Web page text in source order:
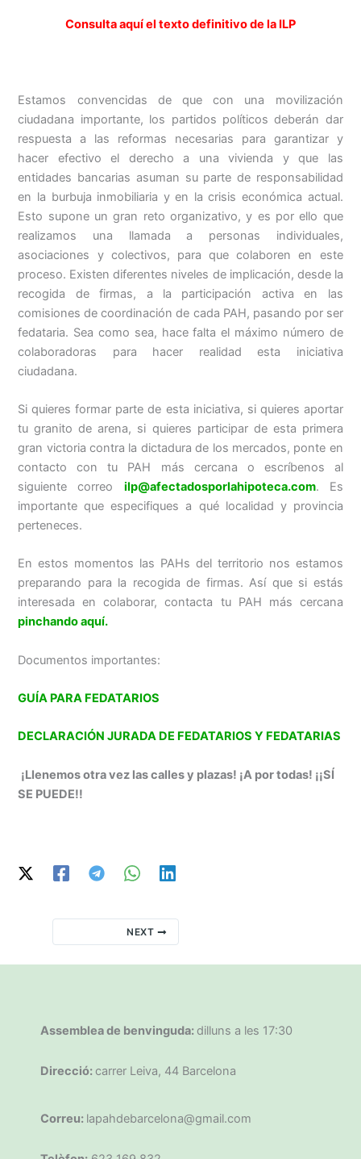
Consulta aquí el texto definitivo de la ILP
Estamos convencidas de que con una movilización
ciudadana importante, los partidos políticos deberán dar
respuesta a las reformas necesarias para garantizar y
hacer efectivo el derecho a una vivienda y que las
entidades bancarias asuman su parte de responsabilidad
en la burbuja inmobiliaria y en la crisis económica actual.
Esto supone un gran reto organizativo, y es por ello que
realizamos una llamada a personas individuales,
asociaciones y colectivos, para que colaboren en este
proceso. Existen diferentes niveles de implicación, desde la
recogida de firmas, a la participación activa en las
comisiones de coordinación de cada PAH, pasando por ser
fedataria. Sea como sea, hace falta el máximo número de
colaboradoras para hacer realidad esta iniciativa
ciudadana.
Si quieres formar parte de esta iniciativa, si quieres aportar
tu granito de arena, si quieres participar de esta primera
gran victoria contra la dictadura de los mercados, ponte en
contacto con tu PAH más cercana o escríbenos al
siguiente correo ilp@afectadosporlahipoteca.com. Es
importante que especifiques a qué localidad y provincia
perteneces.
En estos momentos las PAHs del territorio nos estamos
preparando para la recogida de firmas. Así que si estás
interesada en colaborar, contacta tu PAH más cercana
pinchando aquí.
Documentos importantes:
GUÍA PARA FEDATARIOS
DECLARACIÓN JURADA DE FEDATARIOS Y FEDATARIAS
¡Llenemos otra vez las calles y plazas! ¡A por todas! ¡¡SÍ
SE PUEDE!!
NEXT
Assemblea de benvinguda: dilluns a les 17:30
Direcció: carrer Leiva, 44 Barcelona
Correu: lapahdebarcelona@gmail.com